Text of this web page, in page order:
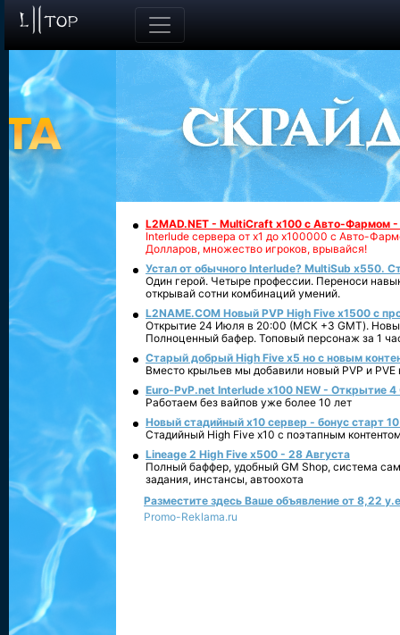
L2MAD.NET - MultiCraft x100 с Авто-Фармом
Interlude сервера от х1 до х100000 с Авто-
Долларов, множество игроков, врывайся!
Устал от обычного Interlude? MultiSub x550.
Один герой. Четыре профессии. Переноси
открывай сотни комбинаций умений.
L2NAME.COM Новый PVP High Five x1500 с
Открытие 24 Июля в 20:00 (МСК +3 GMT).
Полноценный бафер. Топовый персонаж за 1
Старый добрый High Five x5 но с новым
Вместо крыльев мы добавили новый PVP и PVE
Euro-PvP.net Interlude х100 NEW - Открытие 4
Работаем без вайпов уже более 10 лет
Новый стадийный х10 сервер - бонус старт
Стадийный High Five x10 с поэтапным
Lineage 2 High Five x500 - 28 Августа
Полный баффер, удобный GM Shop, система
задания, инстансы, автоохота
Разместите здесь Ваше объявление от 8,22
Promo-Reklama.ru